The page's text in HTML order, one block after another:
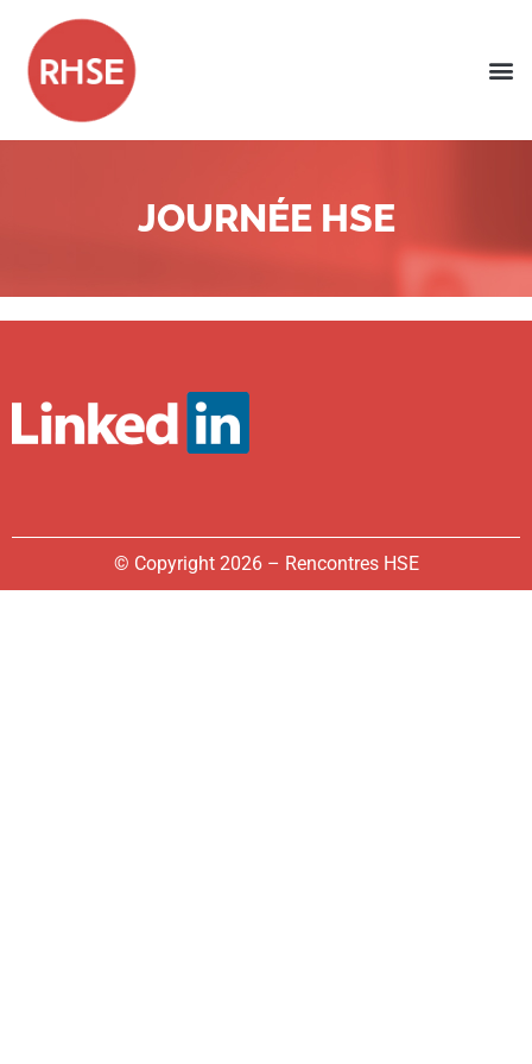
JOURNÉE HSE
© Copyright 2026 – Rencontres HSE